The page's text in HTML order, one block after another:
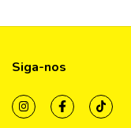
Siga-nos